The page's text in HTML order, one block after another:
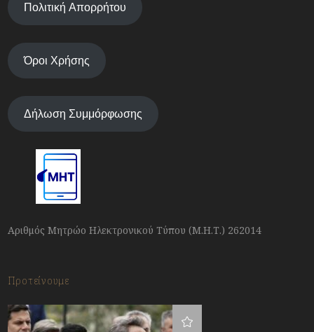
Πολιτική Απορρήτου
Όροι Χρήσης
Δήλωση Συμμόρφωσης
Αριθμός Μητρώο Ηλεκτρονικού Τύπου (Μ.Η.Τ.) 262014
Προτείνουμε